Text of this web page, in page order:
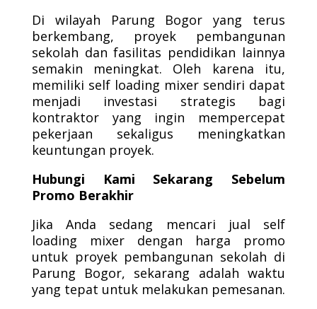
Di wilayah Parung Bogor yang terus
berkembang, proyek pembangunan
sekolah dan fasilitas pendidikan lainnya
semakin meningkat. Oleh karena itu,
memiliki self loading mixer sendiri dapat
menjadi investasi strategis bagi
kontraktor yang ingin mempercepat
pekerjaan sekaligus meningkatkan
keuntungan proyek.
Hubungi Kami Sekarang Sebelum
Promo Berakhir
Jika Anda sedang mencari jual self
loading mixer dengan harga promo
untuk proyek pembangunan sekolah di
Parung Bogor, sekarang adalah waktu
yang tepat untuk melakukan pemesanan.